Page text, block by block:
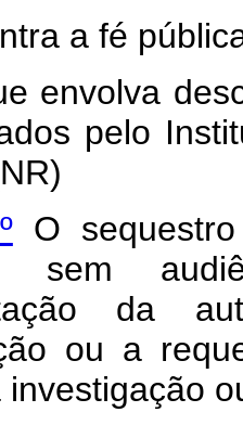
a fé
envolva
pelo
O sequestro
sem
da
ou a
investigação